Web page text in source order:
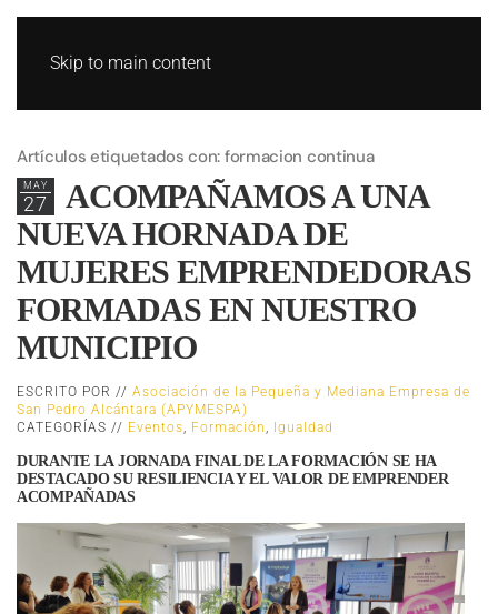
Skip to main content
Artículos etiquetados con: formacion continua
MAY
27
ACOMPAÑAMOS A UNA
NUEVA HORNADA DE
MUJERES EMPRENDEDORAS
FORMADAS EN NUESTRO
MUNICIPIO
ESCRITO POR // Asociación de la Pequeña y Mediana Empresa de
San Pedro Alcántara (APYMESPA)
CATEGORÍAS // Eventos Formación Igualdad
DURANTE LA JORNADA FINAL DE LA FORMACIÓN SE HA
DESTACADO SU RESILIENCIA Y EL VALOR DE EMPRENDER
ACOMPAÑADAS